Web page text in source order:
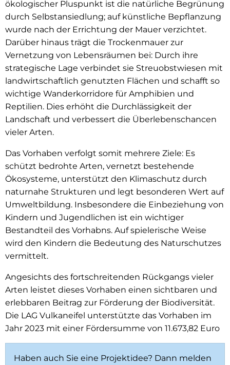
ökologischer Pluspunkt ist die natürliche Begrünung
durch Selbstansiedlung; auf künstliche Bepflanzung
wurde nach der Errichtung der Mauer verzichtet.
Darüber hinaus trägt die Trockenmauer zur
Vernetzung von Lebensräumen bei: Durch ihre
strategische Lage verbindet sie Streuobstwiesen mit
landwirtschaftlich genutzten Flächen und schafft so
wichtige Wanderkorridore für Amphibien und
Reptilien. Dies erhöht die Durchlässigkeit der
Landschaft und verbessert die Überlebenschancen
vieler Arten.
Das Vorhaben verfolgt somit mehrere Ziele: Es
schützt bedrohte Arten, vernetzt bestehende
Ökosysteme, unterstützt den Klimaschutz durch
naturnahe Strukturen und legt besonderen Wert auf
Umweltbildung. Insbesondere die Einbeziehung von
Kindern und Jugendlichen ist ein wichtiger
Bestandteil des Vorhabns. Auf spielerische Weise
wird den Kindern die Bedeutung des Naturschutzes
vermittelt.
Angesichts des fortschreitenden Rückgangs vieler
Arten leistet dieses Vorhaben einen sichtbaren und
erlebbaren Beitrag zur Förderung der Biodiversität.
Die LAG Vulkaneifel unterstützte das Vorhaben im
Jahr 2023 mit einer Fördersumme von 11.673,82 Euro
Haben auch Sie eine Projektidee? Dann melden